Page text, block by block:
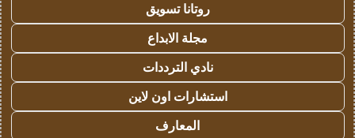
روتانا تسويق
مجلة الابداع
نادي الترددات
استشارات اون لاين
المعارف